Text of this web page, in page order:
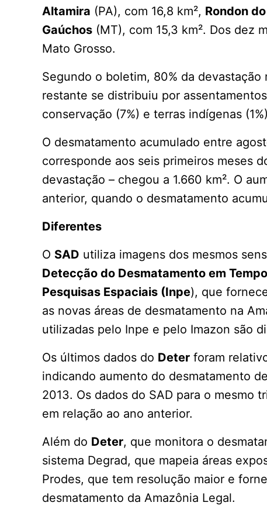
Altamira (PA), com 16,8 km², Rondon
Gaúchos (MT), com 15,3 km². Dos dez
Mato Grosso.
Segundo o boletim, 80% da
restante se distribuiu por
conservação (7%) e terras indígenas
O desmatamento acumulado entre
corresponde aos seis primeiros meses
devastação – chegou a 1.660 km². O
anterior, quando o desmatamento
Diferentes
O SAD utiliza imagens dos mesmos
Detecção do Desmatamento em
Pesquisas Espaciais (Inpe), que
as novas áreas de desmatamento na
utilizadas pelo Inpe e pelo Imazon são
Os últimos dados do Deter foram
indicando aumento do desmatamento
2013. Os dados do SAD para o mesmo
em relação ao ano anterior.
Além do Deter, que monitora o
sistema Degrad, que mapeia áreas
Prodes, que tem resolução maior e
desmatamento da Amazônia Legal.